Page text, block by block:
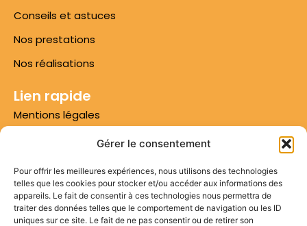
Gérer le consentement
Pour offrir les meilleures expériences, nous utilisons des technologies
telles que les cookies pour stocker et/ou accéder aux informations des
appareils. Le fait de consentir à ces technologies nous permettra de
traiter des données telles que le comportement de navigation ou les ID
uniques sur ce site. Le fait de ne pas consentir ou de retirer son
Conseils et astuces
Nos prestations
Nos réalisations
Lien rapide
Mentions légales
Conditions d'utilisation
Numéro 1 sur Google
Plan du site